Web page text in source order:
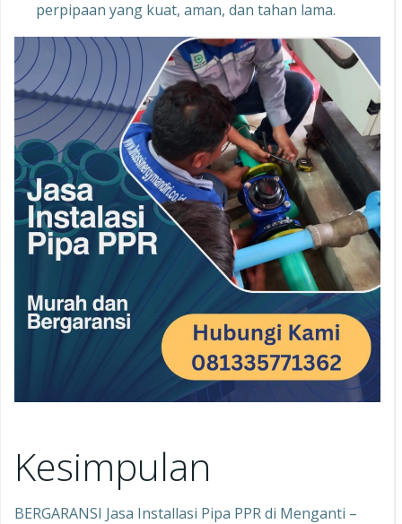
perpipaan yang kuat, aman, dan tahan lama.
Kesimpulan
BERGARANSI Jasa Installasi Pipa PPR di Menganti –